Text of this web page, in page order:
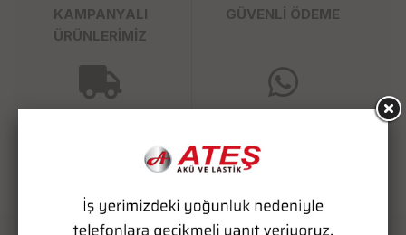
KAMPANYALI
ÜRÜNLERİMİZ
GÜVENLİ ÖDEME